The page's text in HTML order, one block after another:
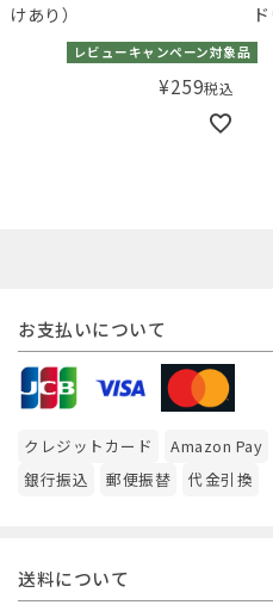
けあり）
レビューキャンペーン対象品
¥259税込
ズ
お支払いについて
クレジットカード Amazon Pay
銀行振込
郵便振替 代金引換
送料について